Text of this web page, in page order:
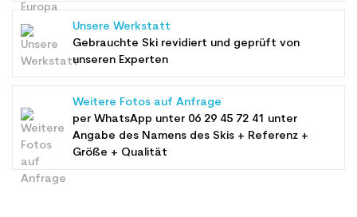
Unsere Werkstatt
Gebrauchte Ski revidiert und geprüft von
unseren Experten
Weitere Fotos auf Anfrage
per WhatsApp unter 06 29 45 72 41 unter
Angabe des Namens des Skis + Referenz +
Größe + Qualität